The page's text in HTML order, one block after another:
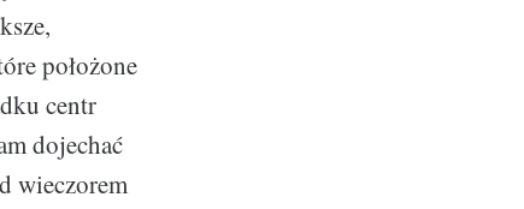
położone
centr
dojechać
wieczorem